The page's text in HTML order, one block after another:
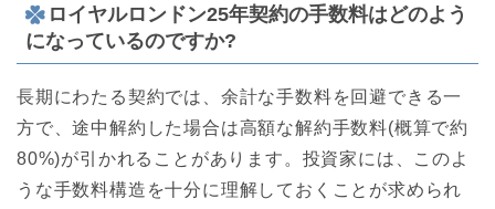
ロイヤルロンドン25年契約の手数料はどのよう
になっているのですか?
長期にわたる契約では、余計な手数料を回避できる一
方で、途中解約した場合は高額な解約手数料(概算で約
80%)が引かれることがあります。投資家には、このよ
うな手数料構造を十分に理解しておくことが求められ